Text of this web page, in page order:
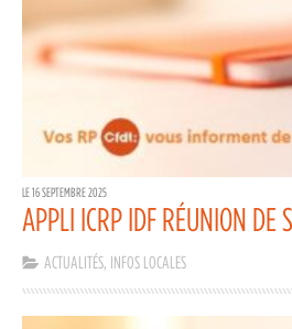
LE 16 SEPTEMBRE 2025
APPLI ICRP IDF RÉUNION DE
ACTUALITÉS, INFOS LOCALES